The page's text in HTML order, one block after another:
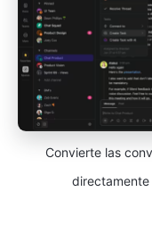
Convierte las